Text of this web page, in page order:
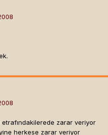
zarar veriyor
herkese zarar veriyor